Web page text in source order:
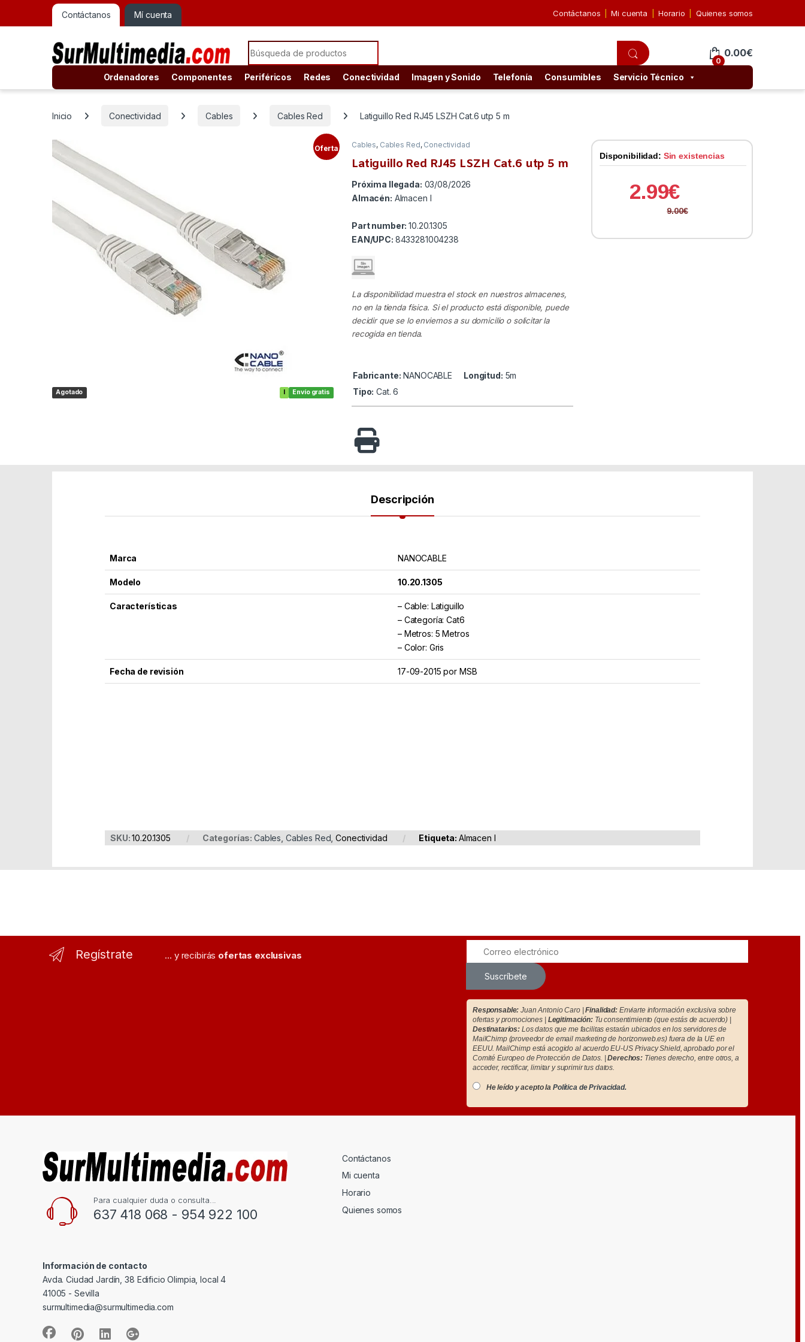
Contáctanos Mí cuenta Contáctanos Mi cuenta Horario Quienes somos
Search for:
0
0.00€
Ordenadores Componentes Periféricos Redes Conectividad Imagen y Sonido Telefonía Consumibles Servicio Técnico
Inicio Conectividad Cables Cables Red Latiguillo Red RJ45 LSZH Cat.6 utp 5 m
Envío gratis
Agotado
Oferta Cables, Cables Red, Conectividad
Latiguillo Red RJ45 LSZH Cat.6 utp 5 m
Próxima llegada: 03/08/2026
Almacén: Almacen I
Part number:10.20.1305
EAN/UPC: 8433281004238
La disponibilidad muestra el stock en nuestros almacenes,
no en la tienda física. Si el producto está disponible, puede
decidir que se lo enviemos a su domicilio o solicitar la
recogida en tienda.
Fabricante: NANOCABLE Longitud: 5m
Tipo: Cat. 6
Disponibilidad: Sin existencias
2.99€
9.00€
Descripción
Marca NANOCABLE
Modelo 10.20.1305
Características
– Cable: Latiguillo
– Categoría: Cat6
– Metros: 5 Metros
– Color: Gris
Fecha de revisión 17-09-2015 por MSB
SKU:10.20.1305 Categorías: Cables Cables Red ,Conectividad Etiqueta: Almacen I
Regístrate ... y recibirás ofertas exclusivas
Suscríbete
Responsable: Juan Antonio Caro |Finalidad: Enviarte información exclusiva sobre
ofertas y promociones | Legitimación:Tu consentimiento (que estás de acuerdo) |
Destinatarios: Los datos que me facilitas estarán ubicados en los servidores de
MailChimp (proveedor de email marketing de horizonweb.es) fuera de la UE en
EEUU. MailChimp está acogido al acuerdo EU-US Privacy Shield, aprobado por el
Comité Europeo de Protección de Datos. |Derechos: Tienes derecho, entre otros, a
acceder, rectificar, limitar y suprimir tus datos.
He leído y acepto la Política de Privacidad.
Para cualquier duda o consulta...
637 418 068 - 954 922 100
Información de contacto
Avda. Ciudad Jardín, 38 Edificio Olimpia, local 4
41005 - Sevilla
surmultimedia@surmultimedia.com
Contáctanos
Mi cuenta
Horario
Quienes somos